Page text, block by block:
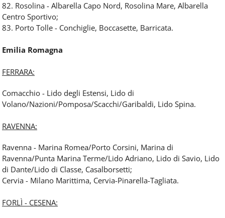
82. Rosolina - Albarella Capo Nord, Rosolina Mare, Albarella
Centro Sportivo;
83. Porto Tolle - Conchiglie, Boccasette, Barricata.
Emilia Romagna
FERRARA:
Comacchio - Lido degli Estensi, Lido di
Volano/Nazioni/Pomposa/Scacchi/Garibaldi, Lido Spina.
RAVENNA:
Ravenna - Marina Romea/Porto Corsini, Marina di
Ravenna/Punta Marina Terme/Lido Adriano, Lido di Savio, Lido
di Dante/Lido di Classe, Casalborsetti;
Cervia - Milano Marittima, Cervia-Pinarella-Tagliata.
FORLÌ - CESENA: